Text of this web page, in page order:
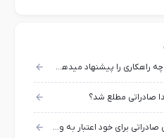
اگر زبان انگلیسی ما ضعیف باشد چه راهکاری را پیشنهاد میدهید؟
صادراتی مطلع شد؟
به چه شکل میتوانیم در بازار های صادراتی برای خود اعتبار به وجود آوریم؟